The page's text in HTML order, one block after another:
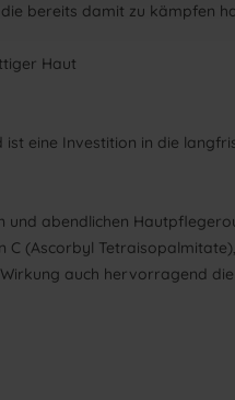
bereits damit zu kämpfen
Haut
eine Investition in die
und abendlichen
(Ascorbyl
auch hervorragend